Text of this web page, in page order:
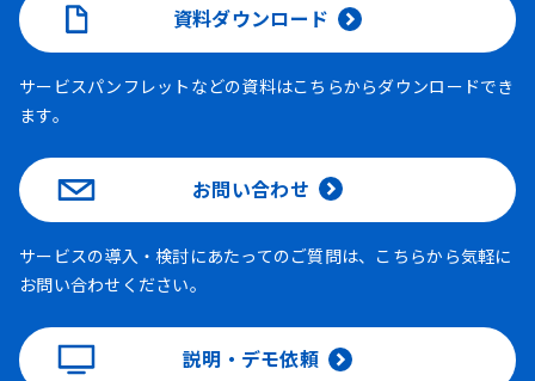
資料ダウンロード
サービスパンフレットなどの資料はこちらからダウンロードでき
ます。
お問い合わせ
サービスの導入・検討にあたってのご質問は、こちらから気軽に
お問い合わせください。
説明・デモ依頼